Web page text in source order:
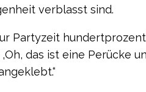
verblasst sind.
Partyzeit
das ist eine Perücke